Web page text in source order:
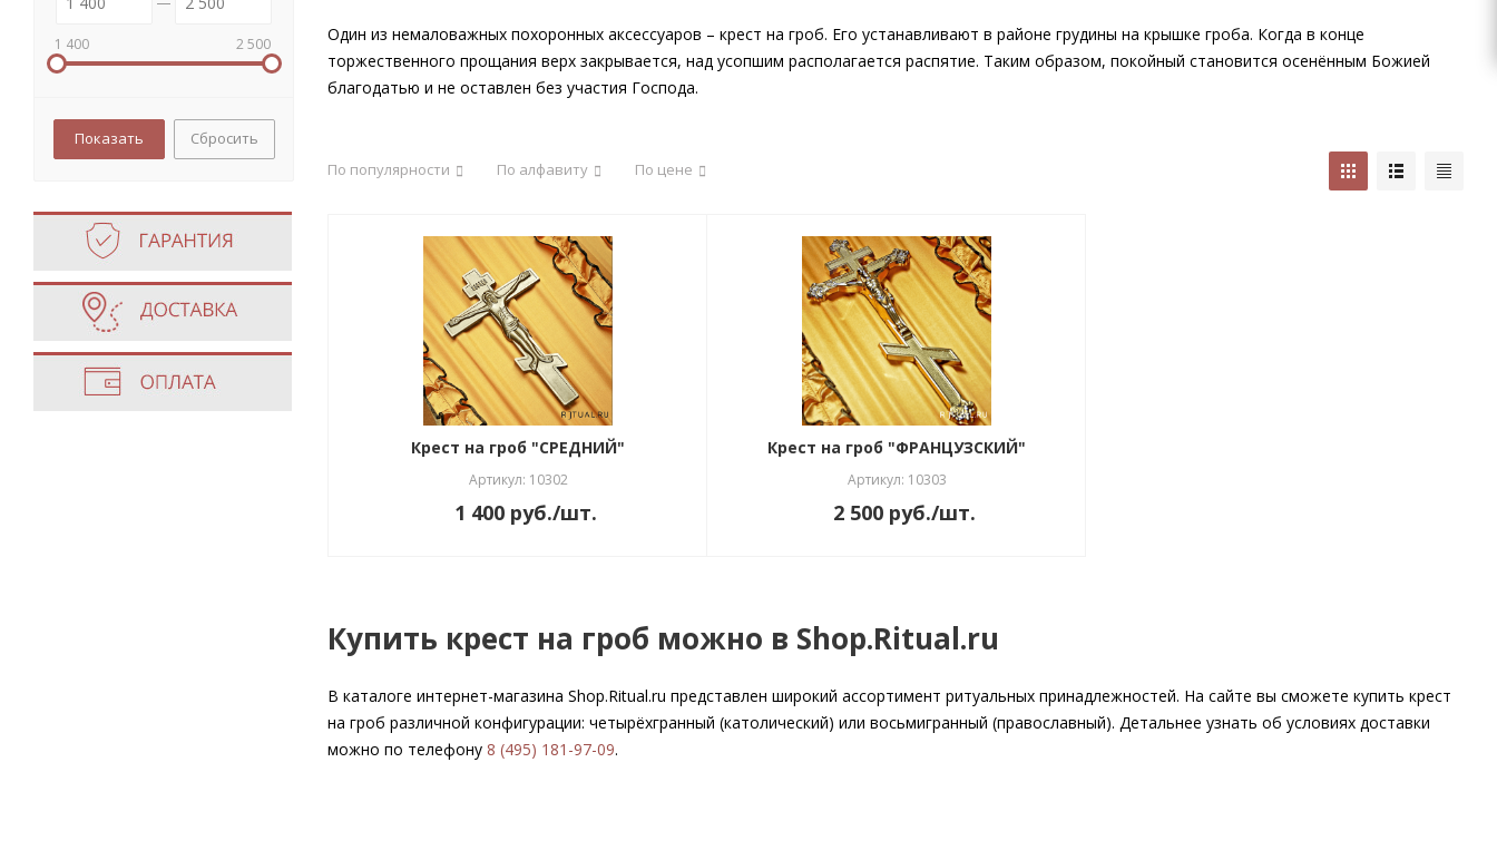
1 400 2 500
Сбросить
Один из немаловажных похоронных аксессуаров – крест на гроб. Его устанавливают в районе грудины на крышке гроба. Когда в конце
торжественного прощания верх закрывается, над усопшим располагается распятие. Таким образом, покойный становится осенённым Божией
благодатью и не оставлен без участия Господа.
По популярности По алфавиту По цене
Крест на гроб "СРЕДНИЙ"
Артикул: 10302
1 400 руб./шт.
Крест на гроб "ФРАНЦУЗСКИЙ"
Артикул: 10303
2 500 руб./шт.
Купить крест на гроб можно в Shop.Ritual.ru
В каталоге интернет-магазина Shop.Ritual.ru представлен широкий ассортимент ритуальных принадлежностей. На сайте вы сможете купить крест
на гроб различной конфигурации: четырёхгранный (католический) или восьмигранный (православный). Детальнее узнать об условиях доставки
можно по телефону 8 (495) 181-97-09.